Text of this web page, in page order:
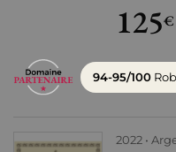
125€
94-95/100
2022